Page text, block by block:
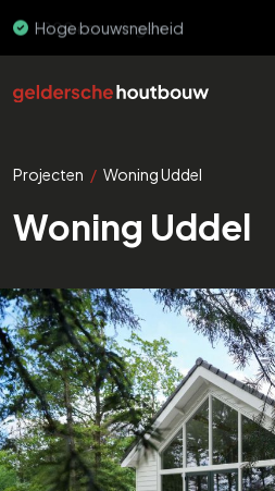
Hoge bouwsnelheid
Projecten / Woning Uddel
Woning Uddel